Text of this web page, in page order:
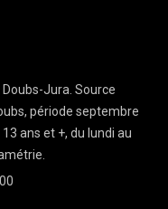
Jura. Source
période septembre
ans et +, du lundi au